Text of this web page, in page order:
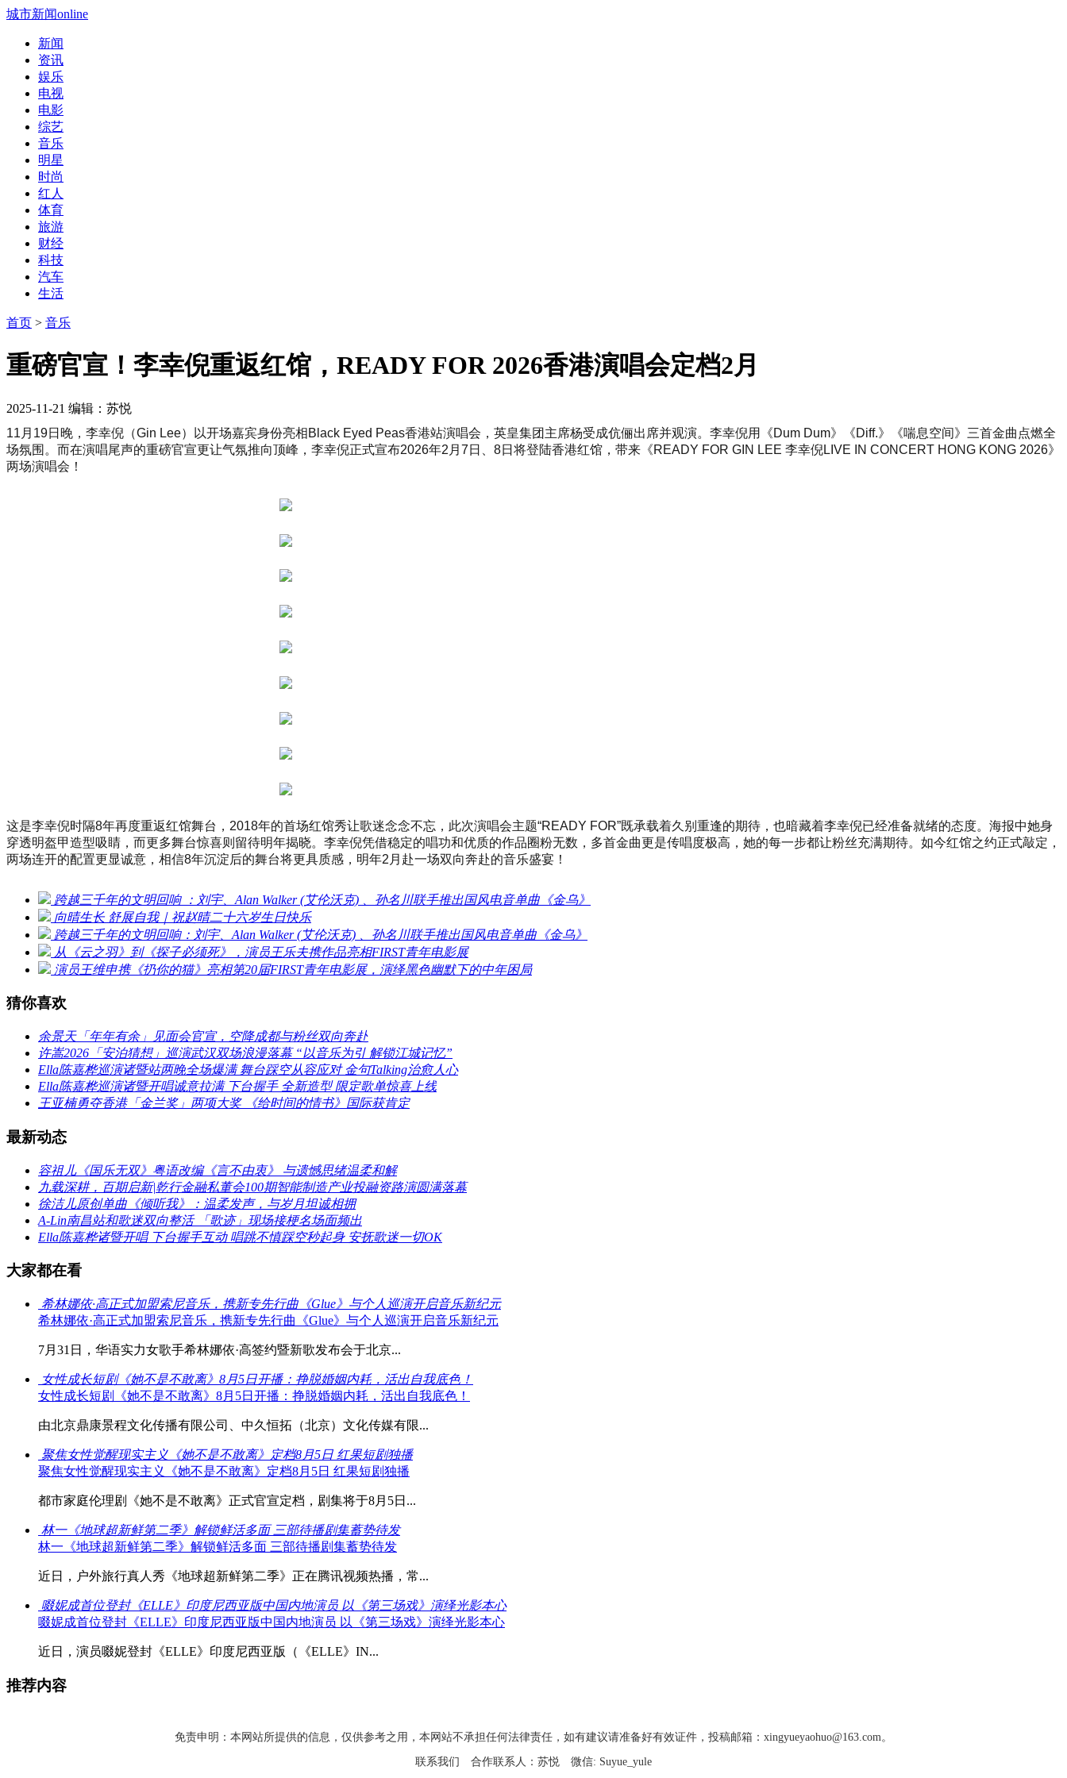
城市新闻online
新闻
资讯
娱乐
电视
电影
综艺
音乐
明星
时尚
红人
体育
旅游
财经
科技
汽车
生活
首页 > 音乐
重磅官宣！李幸倪重返红馆，READY FOR 2026香港演唱会定档2月
2025-11-21 编辑：苏悦
11月19日晚，李幸倪（Gin Lee）以开场嘉宾身份亮相Black Eyed Peas香港站演唱会，英皇集团主席杨受成伉俪出席并观演。李幸倪用《Dum Dum》《Diff.》《喘息空间》三首金曲点燃全
场氛围。而在演唱尾声的重磅官宣更让气氛推向顶峰，李幸倪正式宣布2026年2月7日、8日将登陆香港红馆，带来《READY FOR GIN LEE 李幸倪LIVE IN CONCERT HONG KONG 2026》
两场演唱会！
这是李幸倪时隔8年再度重返红馆舞台，2018年的首场红馆秀让歌迷念念不忘，此次演唱会主题“READY FOR”既承载着久别重逢的期待，也暗藏着李幸倪已经准备就绪的态度。海报中她身
穿透明盔甲造型吸睛，而更多舞台惊喜则留待明年揭晓。李幸倪凭借稳定的唱功和优质的作品圈粉无数，多首金曲更是传唱度极高，她的每一步都让粉丝充满期待。如今红馆之约正式敲定，
两场连开的配置更显诚意，相信8年沉淀后的舞台将更具质感，明年2月赴一场双向奔赴的音乐盛宴！
跨越三千年的文明回响 ：刘宇、Alan Walker (艾伦沃克) 、孙名川联手推出国风电音单曲《金乌》
向晴生长 舒展自我｜祝赵晴二十六岁生日快乐
跨越三千年的文明回响：刘宇、Alan Walker (艾伦沃克) 、孙名川联手推出国风电音单曲《金乌》
从《云之羽》到《探子必须死》，演员王乐夫携作品亮相FIRST青年电影展
演员王维申携《扔你的猫》亮相第20届FIRST青年电影展，演绎黑色幽默下的中年困局
猜你喜欢
余景天「年年有余」见面会官宣，空降成都与粉丝双向奔赴
许嵩2026「安泊猜想」巡演武汉双场浪漫落幕 “以音乐为引 解锁江城记忆”
Ella陈嘉桦巡演诸暨站两晚全场爆满 舞台踩空从容应对 金句Talking治愈人心
Ella陈嘉桦巡演诸暨开唱诚意拉满 下台握手 全新造型 限定歌单惊喜上线
王亚楠勇夺香港「金兰奖」两项大奖 《给时间的情书》国际获肯定
最新动态
容祖儿《国乐无双》粤语改编《言不由衷》 与遗憾思绪温柔和解
九载深耕，百期启新|乾行金融私董会100期智能制造产业投融资路演圆满落幕
徐洁儿原创单曲《倾听我》：温柔发声，与岁月坦诚相拥
A-Lin南昌站和歌迷双向整活 「歌迹」现场接梗名场面频出
Ella陈嘉桦诸暨开唱 下台握手互动 唱跳不慎踩空秒起身 安抚歌迷一切OK
大家都在看
希林娜依·高正式加盟索尼音乐，携新专先行曲《Glue》与个人巡演开启音乐新纪元
希林娜依·高正式加盟索尼音乐，携新专先行曲《Glue》与个人巡演开启音乐新纪元
7月31日，华语实力女歌手希林娜依·高签约暨新歌发布会于北京...
女性成长短剧《她不是不敢离》8月5日开播：挣脱婚姻内耗，活出自我底色！
女性成长短剧《她不是不敢离》8月5日开播：挣脱婚姻内耗，活出自我底色！
由北京鼎康景程文化传播有限公司、中久恒拓（北京）文化传媒有限...
聚焦女性觉醒现实主义《她不是不敢离》定档8月5日 红果短剧独播
聚焦女性觉醒现实主义《她不是不敢离》定档8月5日 红果短剧独播
都市家庭伦理剧《她不是不敢离》正式官宣定档，剧集将于8月5日...
林一《地球超新鲜第二季》解锁鲜活多面 三部待播剧集蓄势待发
林一《地球超新鲜第二季》解锁鲜活多面 三部待播剧集蓄势待发
近日，户外旅行真人秀《地球超新鲜第二季》正在腾讯视频热播，常...
啜妮成首位登封《ELLE》印度尼西亚版中国内地演员 以《第三场戏》演绎光影本心
啜妮成首位登封《ELLE》印度尼西亚版中国内地演员 以《第三场戏》演绎光影本心
近日，演员啜妮登封《ELLE》印度尼西亚版（《ELLE》IN...
推荐内容
免责申明：本网站所提供的信息，仅供参考之用，本网站不承担任何法律责任，如有建议请准备好有效证件，投稿邮箱：xingyueyaohuo@163.com。
联系我们 合作联系人：苏悦 微信: Suyue_yule